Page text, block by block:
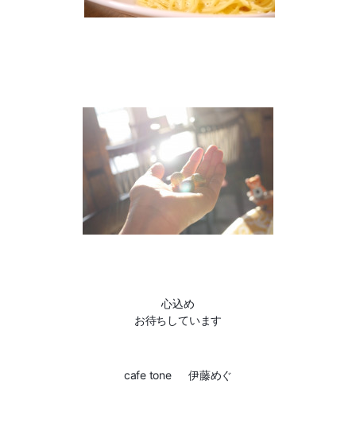
心込め
お待ちしています
cafe tone 伊藤めぐ